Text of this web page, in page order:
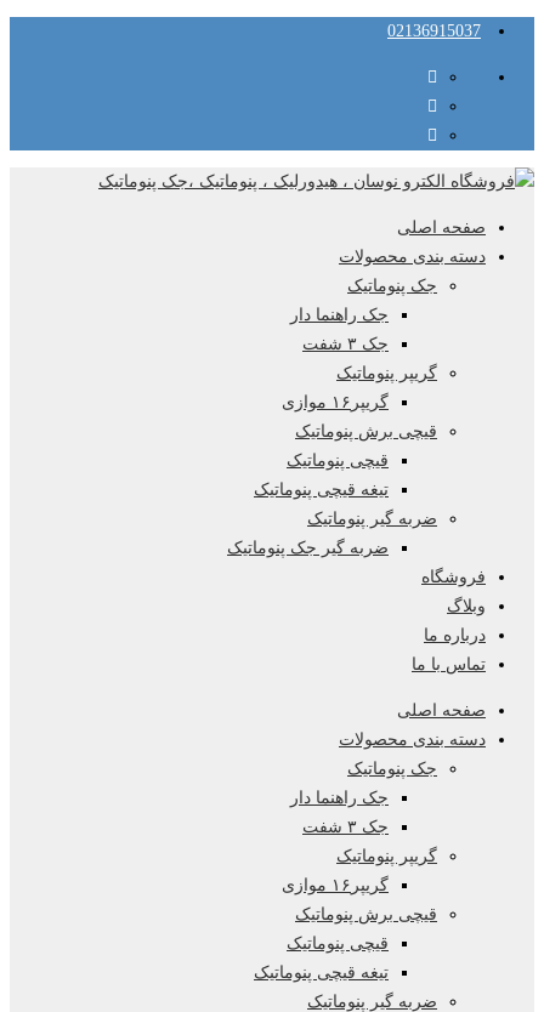
02136915037
صفحه اصلی
دسته بندی محصولات
جک پنوماتیک
جک راهنما دار
جک ۳ شفت
گریپر پنوماتیک
گریپر۱۶ موازی
قیچی برش پنوماتیک
قیچی پنوماتیک
تیغه قیچی پنوماتیک
ضربه گیر پنوماتیک
ضربه گیر جک پنوماتیک
فروشگاه
وبلاگ
درباره ما
تماس با ما
صفحه اصلی
دسته بندی محصولات
جک پنوماتیک
جک راهنما دار
جک ۳ شفت
گریپر پنوماتیک
گریپر۱۶ موازی
قیچی برش پنوماتیک
قیچی پنوماتیک
تیغه قیچی پنوماتیک
ضربه گیر پنوماتیک